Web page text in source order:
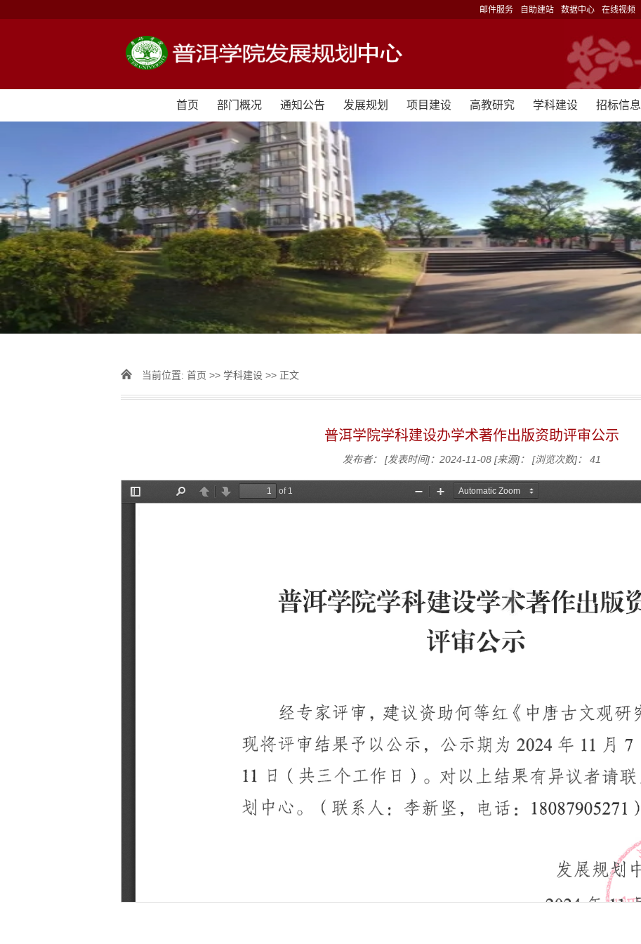
邮件服务 自助建站 数据中心 在线视频
首页 部门概况 通知公告 发展规划 项目建设 高教研究 学科建设 招标信息
当前位置: 首页 >> 学科建设 >> 正文
普洱学院学科建设办学术著作出版资助评审公示
发布者： [发表时间]：2024-11-08 [来源]： [浏览次数]： 41